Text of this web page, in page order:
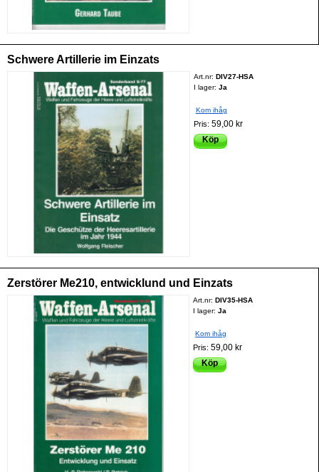
Schwere Artillerie im Einzats
Art.nr: DIV27-HSA
I lager: Ja
Kom ihåg
Pris: 59,00 kr
Köp
Zerstörer Me210, entwicklund und Einzats
Art.nr:DIV35-HSA
I lager: Ja
Kom ihåg
Pris:59,00 kr
Köp